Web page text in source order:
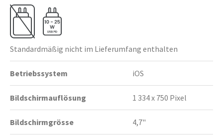
Standardmäßig nicht im Lieferumfang enthalten
Betriebssystem iOS
Bildschirmauflösung 1 334 x 750 Pixel
Bildschirmgrösse 4,7"